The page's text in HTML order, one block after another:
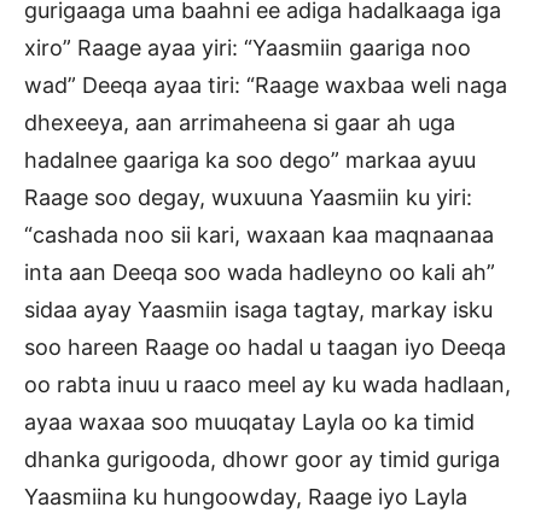
gurigaaga uma baahni ee adiga hadalkaaga iga
xiro” Raage ayaa yiri: “Yaasmiin gaariga noo
wad” Deeqa ayaa tiri: “Raage waxbaa weli naga
dhexeeya, aan arrimaheena si gaar ah uga
hadalnee gaariga ka soo dego” markaa ayuu
Raage soo degay, wuxuuna Yaasmiin ku yiri:
“cashada noo sii kari, waxaan kaa maqnaanaa
inta aan Deeqa soo wada hadleyno oo kali ah”
sidaa ayay Yaasmiin isaga tagtay, markay isku
soo hareen Raage oo hadal u taagan iyo Deeqa
oo rabta inuu u raaco meel ay ku wada hadlaan,
ayaa waxaa soo muuqatay Layla oo ka timid
dhanka gurigooda, dhowr goor ay timid guriga
Yaasmiina ku hungoowday, Raage iyo Layla